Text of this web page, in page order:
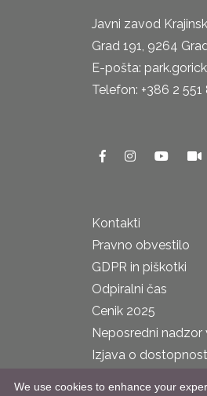
Javni zavod
Grad 191, 9264
E-pošta:
Telefon: +386 2 551
Kontakti
Pravno obvestilo
GDPR in piškotki
Odpiralni čas
Cenik 2025
Neposredni nadzor
Izjava o
We use cookies to enhance your